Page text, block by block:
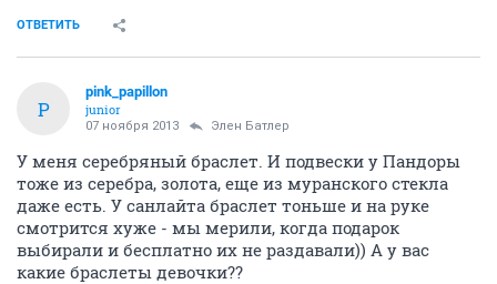
ОТВЕТИТЬ
P
pink_papillon
junior
07 ноября 2013 Элен Батлер
У меня серебряный браслет. И подвески у Пандоры
тоже из серебра, золота, еще из муранского стекла
даже есть. У санлайта браслет тоньше и на руке
смотрится хуже - мы мерили, когда подарок
выбирали и бесплатно их не раздавали)) А у вас
какие браслеты девочки??